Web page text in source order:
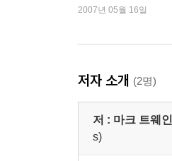
책
2007년 05월 16일
저자 소개 (2명)
저 : 마크 트웨인
s)